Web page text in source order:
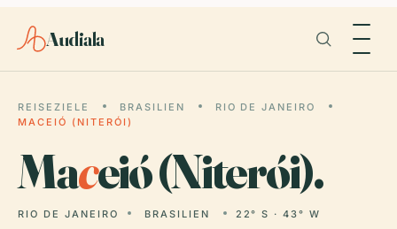
Audiala
REISEZIELE BRASILIEN
RIO DE JANEIRO
MACEIÓ (NITERÓI)
Maceió (Niterói).
RIO DE JANEIRO BRASILIEN 22° S · 43° W